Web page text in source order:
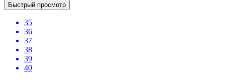
Быстрый просмотр
35
36
37
38
39
40